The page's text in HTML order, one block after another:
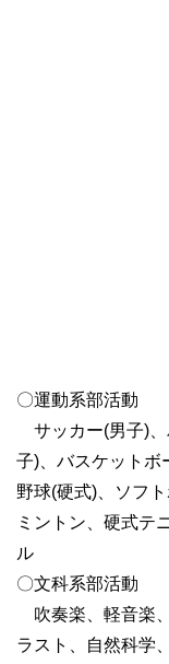
〇運動系部活動
サッカー(男子)、
子)、バスケットボ
野球(硬式)、ソフ
ミントン、硬式テ
ル
〇文科系部活動
吹奏楽、軽音楽
ラスト、自然科学